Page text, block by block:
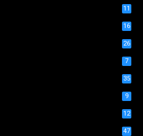
11
16
26
7
35
9
12
47